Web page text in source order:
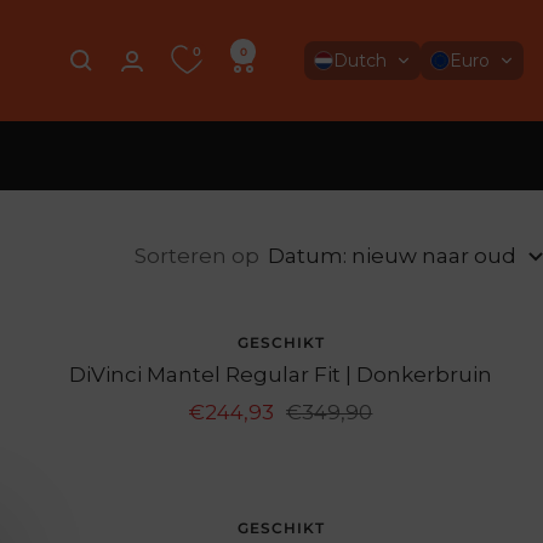
0 0 Dutch Euro
Sorteren op Datum: nieuw naar oud
GESCHIKT
DiVinci Mantel Regular Fit | Donkerbruin
Aanbiedingsprijs
€244,93 Normale
€349,90
GESCHIKT